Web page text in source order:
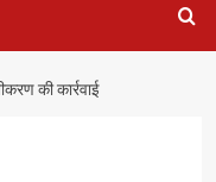
की कार्रवाई